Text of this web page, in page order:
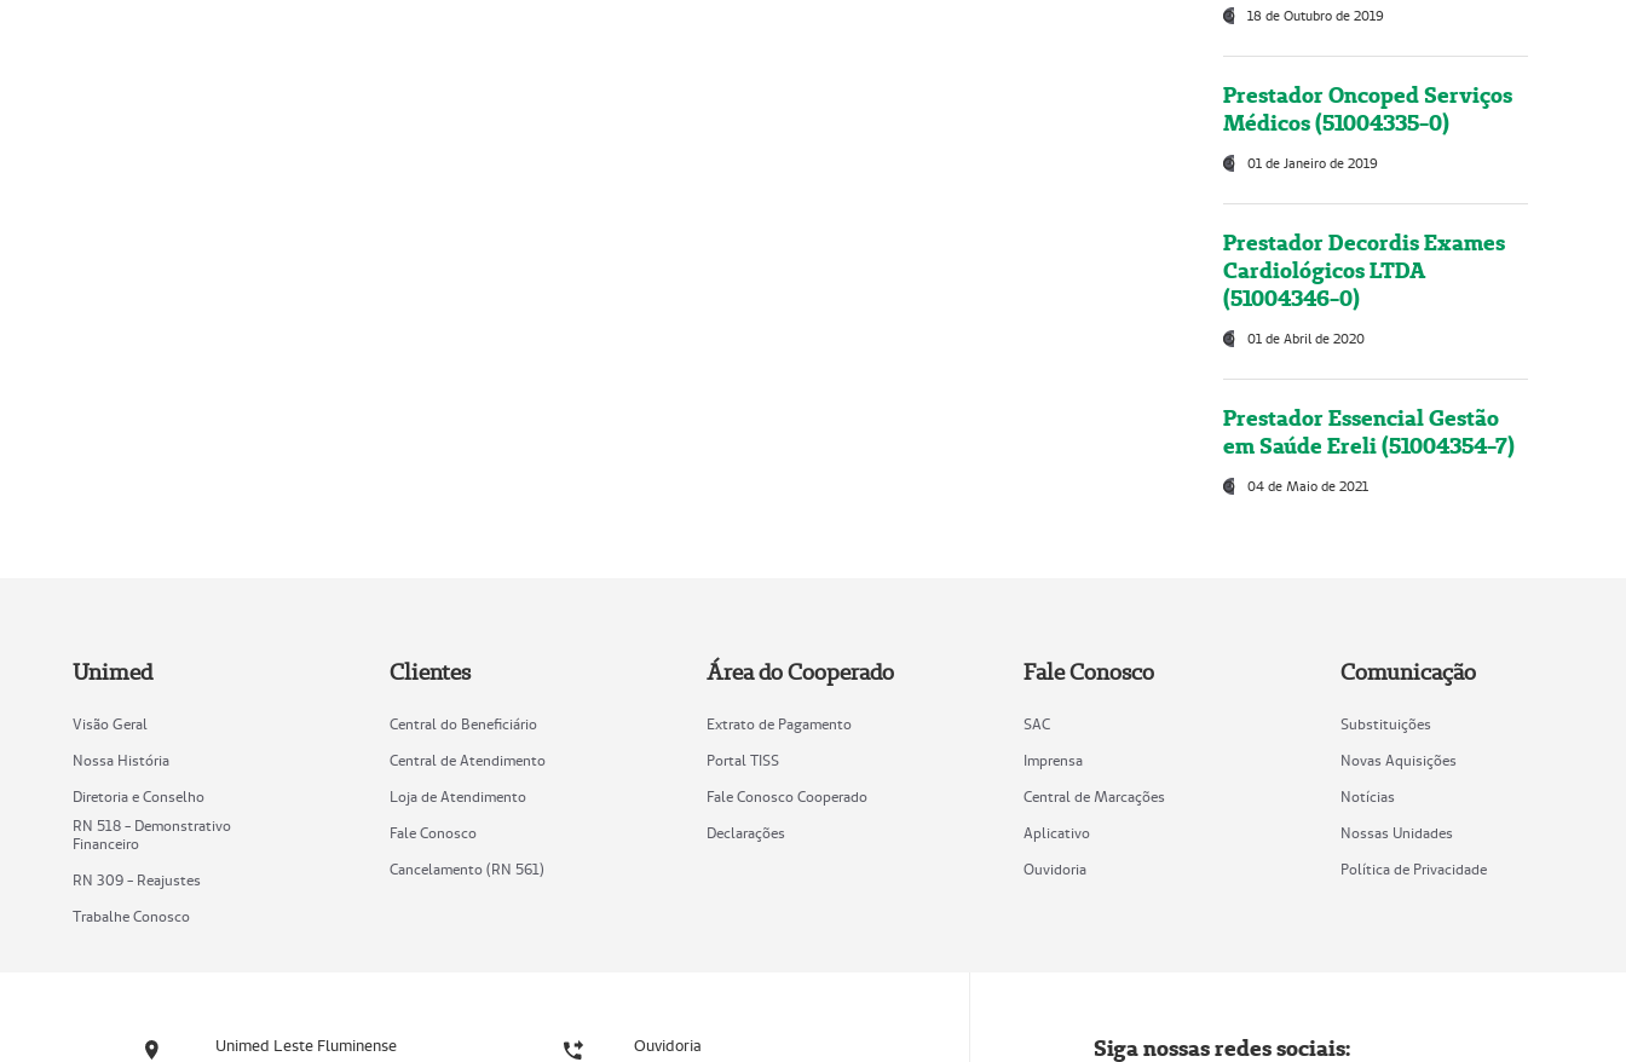
18 de Outubro de 2019
Prestador Oncoped Serviços
Médicos (51004335-0)
01 de Janeiro de 2019
Prestador Decordis Exames
Cardiológicos LTDA
(51004346-0)
01 de Abril de 2020
Prestador Essencial Gestão
em Saúde Ereli (51004354-7)
04 de Maio de 2021
Unimed
Visão Geral
Nossa História
Diretoria e Conselho
RN 518 - Demonstrativo
Financeiro
RN 309 - Reajustes
Trabalhe Conosco
Clientes
Central do Beneficiário
Central de Atendimento
Loja de Atendimento
Fale Conosco
Cancelamento (RN 561)
Área do Cooperado
Extrato de Pagamento
Portal TISS
Fale Conosco Cooperado
Declarações
Fale Conosco
SAC
Imprensa
Central de Marcações
Aplicativo
Ouvidoria
Comunicação
Substituições
Novas Aquisições
Notícias
Nossas Unidades
Política de Privacidade
Unimed Leste Fluminense Ouvidoria Siga nossas redes sociais: